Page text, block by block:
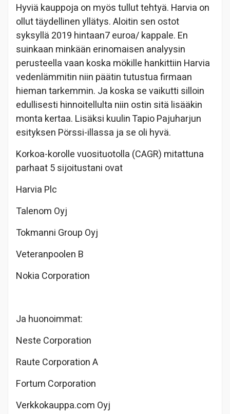
Hyviä kauppoja on myös tullut tehtyä. Harvia on
ollut täydellinen yllätys. Aloitin sen ostot
syksyllä 2019 hintaan7 euroa/ kappale. En
suinkaan minkään erinomaisen analyysin
perusteella vaan koska mökille hankittiin Harvia
vedenlämmitin niin päätin tutustua firmaan
hieman tarkemmin. Ja koska se vaikutti silloin
edullisesti hinnoitellulta niin ostin sitä lisääkin
monta kertaa. Lisäksi kuulin Tapio Pajuharjun
esityksen Pörssi-illassa ja se oli hyvä.
Korkoa-korolle vuosituotolla (CAGR) mitattuna
parhaat 5 sijoitustani ovat
Harvia Plc
Talenom Oyj
Tokmanni Group Oyj
Veteranpoolen B
Nokia Corporation
Ja huonoimmat:
Neste Corporation
Raute Corporation A
Fortum Corporation
Verkkokauppa.com Oyj